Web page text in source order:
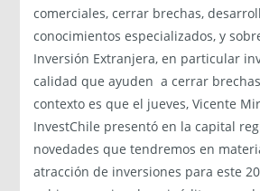
comerciales, cerrar brechas,
conocimientos especializados, y
Inversión Extranjera, en particular
calidad que ayuden a cerrar
contexto es que el jueves, Vicente
InvestChile presentó en la capital
novedades que tendremos en
atracción de inversiones para este